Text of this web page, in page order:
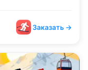
Заказать →